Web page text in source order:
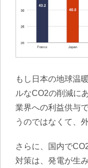
もし日本の地球温
ルなCO2の削減に
業界への利益供与
うのではなくて、
さらに、国内で
対策は、発電が生